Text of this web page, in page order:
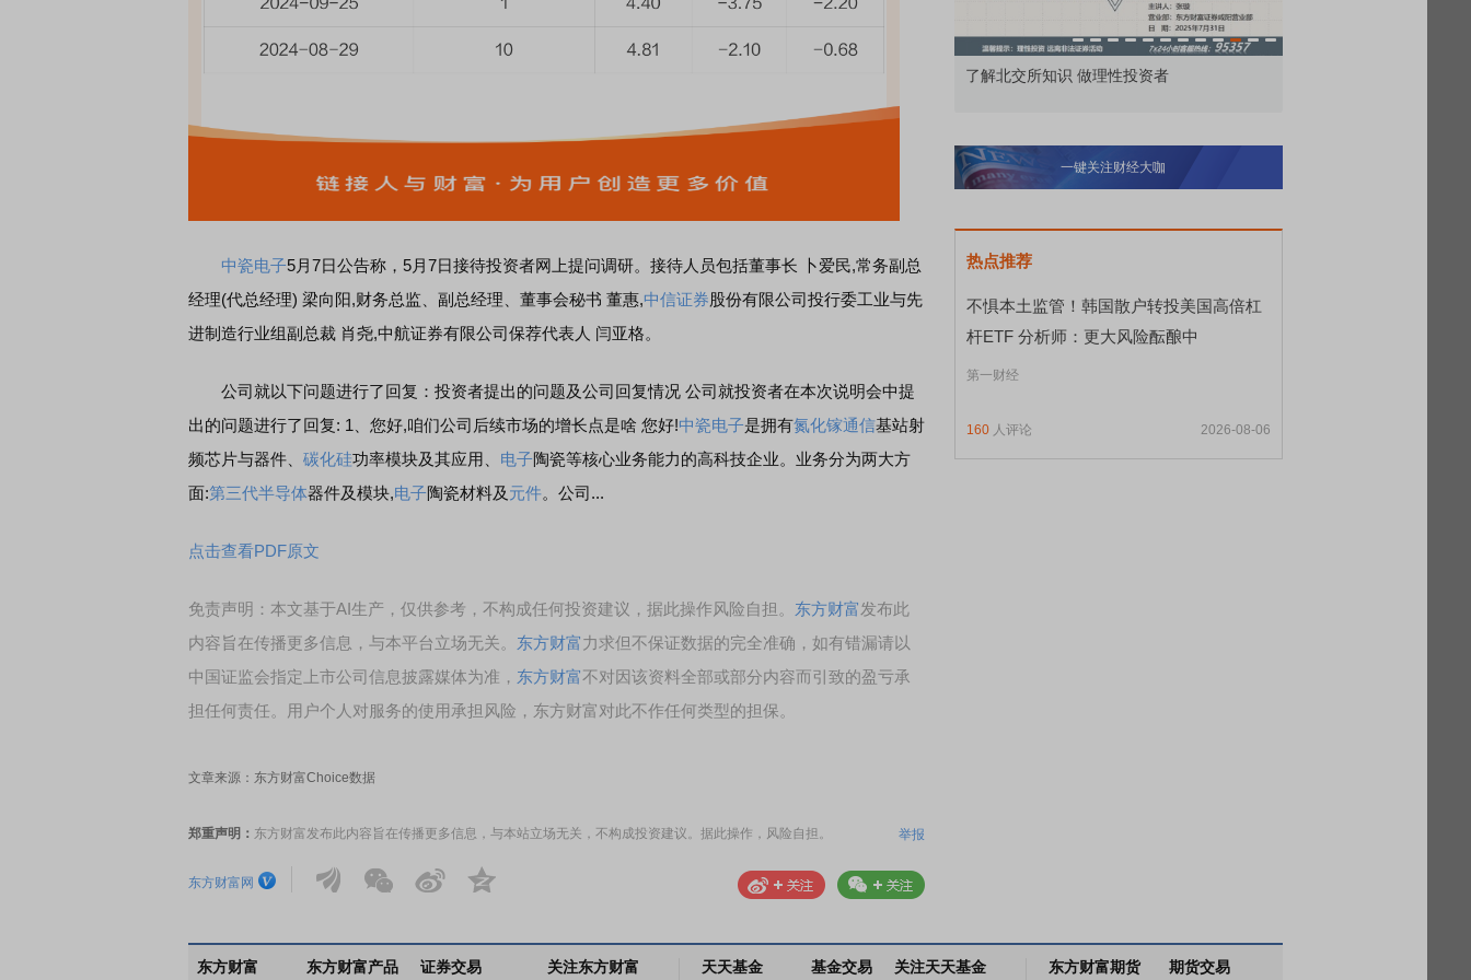
中瓷电子5月7日公告称， 5月7日接待投资者网上提问调研。 接待人员包括董事长 卜爱民,常务副总
经理(代总经理) 梁向阳,财务总监、副总经理、董事会秘书 董惠,中信证券股份有限公司投行委工业与先
进制造行业组副总裁 肖尧,中航证券有限公司保荐代表人 闫亚格。
公司就以下问题进行了回复： 投资者提出的问题及公司回复情况 公司就投资者在本次说明会中提
出的问题进行了回复: 1、您好,咱们公司后续市场的增长点是啥 您好!中瓷电子是拥有氮化镓通信基站射
频芯片与器件、 碳化硅功率模块及其应用、 电子陶瓷等核心业务能力的高科技企业。业务分为两大方
面:第三代半导体器件及模块,电子陶瓷材料及 元件。公司...
点击查看PDF原文
免责声明：本文基于AI生产，仅供参考，不构成任何投资建议，据此操作风险自担。 东方财富发布此
内容旨在传播更多信息，与本平台立场无关。 东方财富力求但不保证数据的完全准确，如有错漏请以
中国证监会指定上市公司信息披露媒体为准， 东方财富不对因该资料全部或部分内容而引致的盈亏承
担任何责任。用户个人对服务的使用承担风险，东方财富对此不作任何类型的担保。
文章来源：东方财富Choice数据
郑重声明： 东方财富发布此内容旨在传播更多信息，与本站立场无关，不构成投资建议。据此操作，风险自担。 举报
东方财富网
市价委托那么多种，究竟怎么用？
一键关注财经大咖
热点推荐
不惧本土监管！韩国散户转投美国高倍杠
杆ETF 分析师：更大风险酝酿中
第一财经
160 人评论 2026-08-06
东方财富 东方财富产品 证券交易 关注东方财富 天天基金 基金交易 关注天天基金 东方财富期货 期货交易